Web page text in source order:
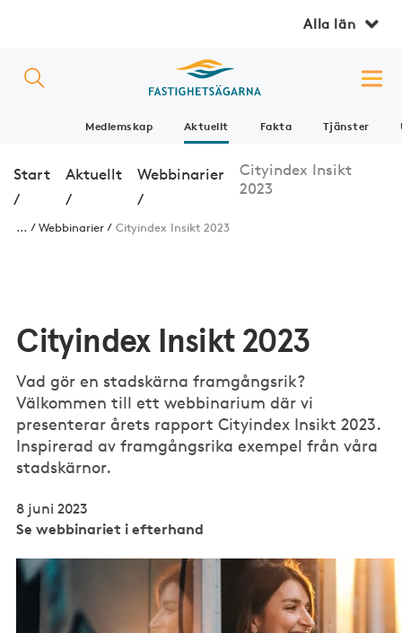
Alla län
Medlemskap Aktuellt Fakta Tjänster
Start
/
Aktuellt
/
Webbinarier
/
Cityindex Insikt
2023
... Webbinarier Cityindex Insikt 2023
Cityindex Insikt 2023
Vad gör en stadskärna framgångsrik?
Välkommen till ett webbinarium där vi
presenterar årets rapport Cityindex Insikt 2023.
Inspirerad av framgångsrika exempel från våra
stadskärnor.
8 juni 2023
Se webbinariet i efterhand